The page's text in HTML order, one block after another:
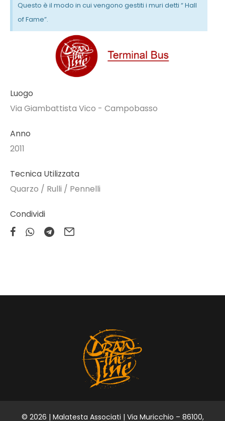
Questo è il modo in cui vengono gestiti i muri detti “ Hall
of Fame”.
Luogo
Via Giambattista Vico - Campobasso
Anno
2011
Tecnica Utilizzata
Quarzo / Rulli / Pennelli
Condividi
© 2026 | Malatesta Associati | Via Muricchio – 86100,